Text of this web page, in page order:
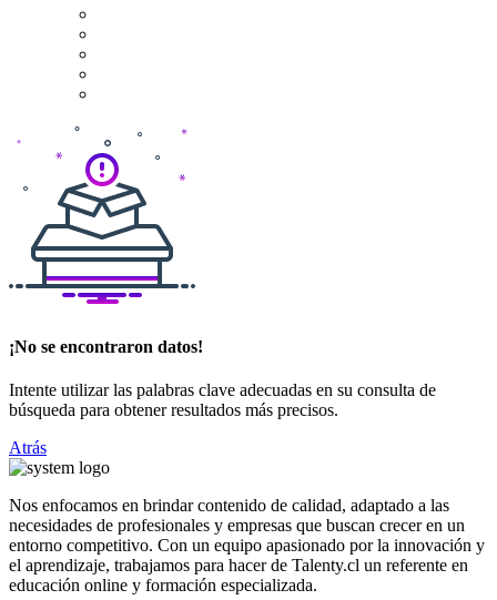
¡No se encontraron datos!
Intente utilizar las palabras clave adecuadas en su consulta de
búsqueda para obtener resultados más precisos.
Atrás
Nos enfocamos en brindar contenido de calidad, adaptado a las
necesidades de profesionales y empresas que buscan crecer en un
entorno competitivo. Con un equipo apasionado por la innovación y
el aprendizaje, trabajamos para hacer de Talenty.cl un referente en
educación online y formación especializada.